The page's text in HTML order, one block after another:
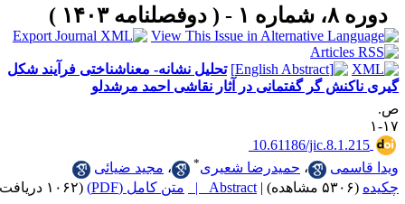
تحلیل نشانه- معناشناختی فرآیند شکل
گر گفتمانی در آثار نقاشی احمد مرشدلو
10.61186/
،حمیدرضا شعیری * ،مجید ضیائی
|
Abstract | متن کامل (PDF) (۱۰۶۲ دریافت)